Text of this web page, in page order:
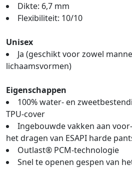
Dikte: 6,7 mm
Flexibiliteit: 10/10
Unisex
Ja (geschikt voor zowel
lichaamsvormen)
Eigenschappen
100% water- en
TPU-cover
Ingebouwde vakken aan
het dragen van ESAPI harde
Outlast® PCM-technologie
Snel te openen gespen van